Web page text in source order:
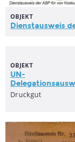
OBJEKT
Dienstausweis
OBJEKT
UN-
Druckgut